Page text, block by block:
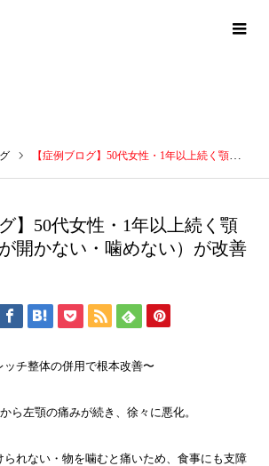
【症例ブログ】50代女性・1年以上続く顎関節症（口が開かない・噛めない）が改善
】50代女性・1年以上続く顎
開かない・噛めない）が改善
チ整体の併用で根本改善〜
ら左顎の痛みが続き、徐々に悪化。
られない・物を噛むと痛いため、食事にも支障